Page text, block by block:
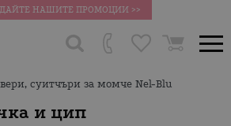
НАШИТЕ ПРОМОЦИИ >>
суитчъри за момче Nel-Blu
и цип